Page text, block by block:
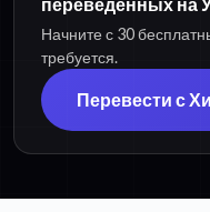
Начните с 30
требуется.
Перевести с